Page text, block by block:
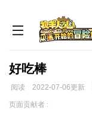
好吃棒
阅读 2022-07-06更新
跳
跳
页面贡献者 :